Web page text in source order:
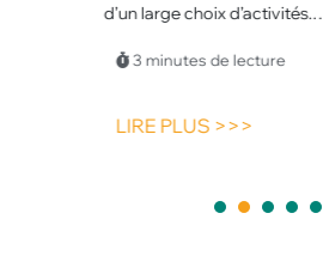
d’un large choix d’activités.…
3 minutes de lecture
LIRE PLUS >>>